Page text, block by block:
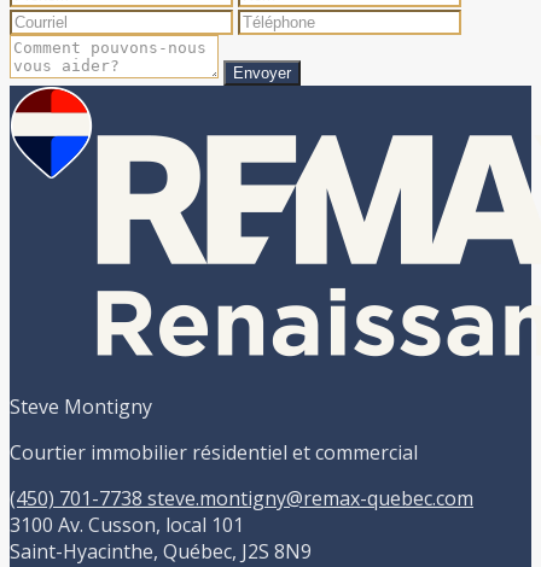
Envoyer
Steve Montigny
Courtier immobilier résidentiel et commercial
(450) 701-7738 steve.montigny@remax-quebec.com
3100 Av. Cusson, local 101
Saint-Hyacinthe, Québec, J2S 8N9